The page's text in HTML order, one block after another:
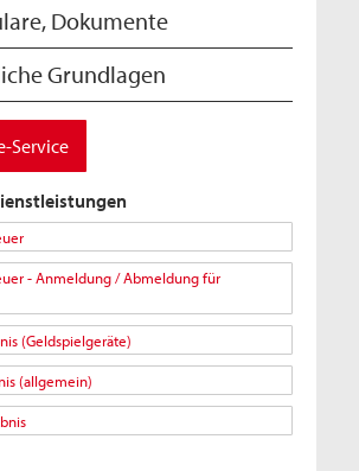
Dokumente
Grundlagen
Service
- Anmeldung / Abmeldung für
(Geldspielgeräte)
(allgemein)